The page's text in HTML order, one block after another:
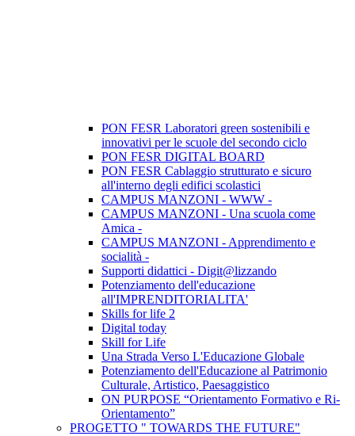
PON FESR Laboratori green sostenibili e
innovativi per le scuole del secondo ciclo
PON FESR DIGITAL BOARD
PON FESR Cablaggio strutturato e sicuro
all'interno degli edifici scolastici
CAMPUS MANZONI - WWW -
CAMPUS MANZONI - Una scuola come
Amica -
CAMPUS MANZONI - Apprendimento e
socialità -
Supporti didattici - Digit@lizzando
Potenziamento dell'educazione
all'IMPRENDITORIALITA'
Skills for life 2
Digital today
Skill for Life
Una Strada Verso L'Educazione Globale
Potenziamento dell'Educazione al Patrimonio
Culturale, Artistico, Paesaggistico
ON PURPOSE “Orientamento Formativo e Ri-
Orientamento”
PROGETTO " TOWARDS THE FUTURE"